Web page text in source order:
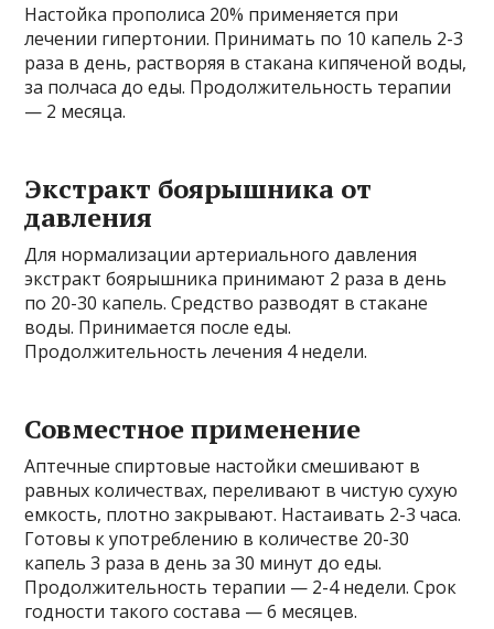
Настойка прополиса 20% применяется при
лечении гипертонии. Принимать по 10 капель 2-3
раза в день, растворяя в стакана кипяченой воды,
за полчаса до еды. Продолжительность терапии
— 2 месяца.
Экстракт боярышника от
давления
Для нормализации артериального давления
экстракт боярышника принимают 2 раза в день
по 20-30 капель. Средство разводят в стакане
воды. Принимается после еды.
Продолжительность лечения 4 недели.
Совместное применение
Аптечные спиртовые настойки смешивают в
равных количествах, переливают в чистую сухую
емкость, плотно закрывают. Настаивать 2-3 часа.
Готовы к употреблению в количестве 20-30
капель 3 раза в день за 30 минут до еды.
Продолжительность терапии — 2-4 недели. Срок
годности такого состава — 6 месяцев.